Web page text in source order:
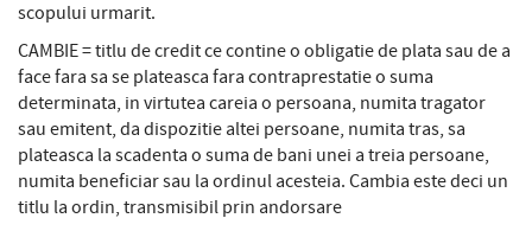
scopului urmarit.
CAMBIE = titlu de credit ce contine o obligatie de plata sau de a
face fara sa se plateasca fara contraprestatie o suma
determinata, in virtutea careia o persoana, numita tragator
sau emitent, da dispozitie altei persoane, numita tras, sa
plateasca la scadenta o suma de bani unei a treia persoane,
numita beneficiar sau la ordinul acesteia. Cambia este deci un
titlu la ordin, transmisibil prin andorsare